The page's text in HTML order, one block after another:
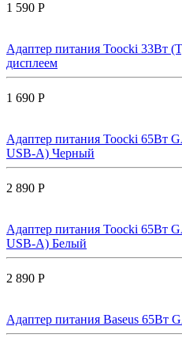
1 590 Р
Адаптер питания Toocki 33Вт
дисплеем
1 690 Р
Адаптер питания Toocki 65Вт
USB-A) Черный
2 890 Р
Адаптер питания Toocki 65Вт
USB-A) Белый
2 890 Р
Адаптер питания Baseus 65Вт